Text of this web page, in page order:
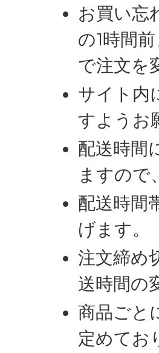
お買い忘
の1時間
で注文を
サイト内
すようお
配送時間
ますので
配送時間
げます。
注文締め
送時間の
商品ごと
定めてお